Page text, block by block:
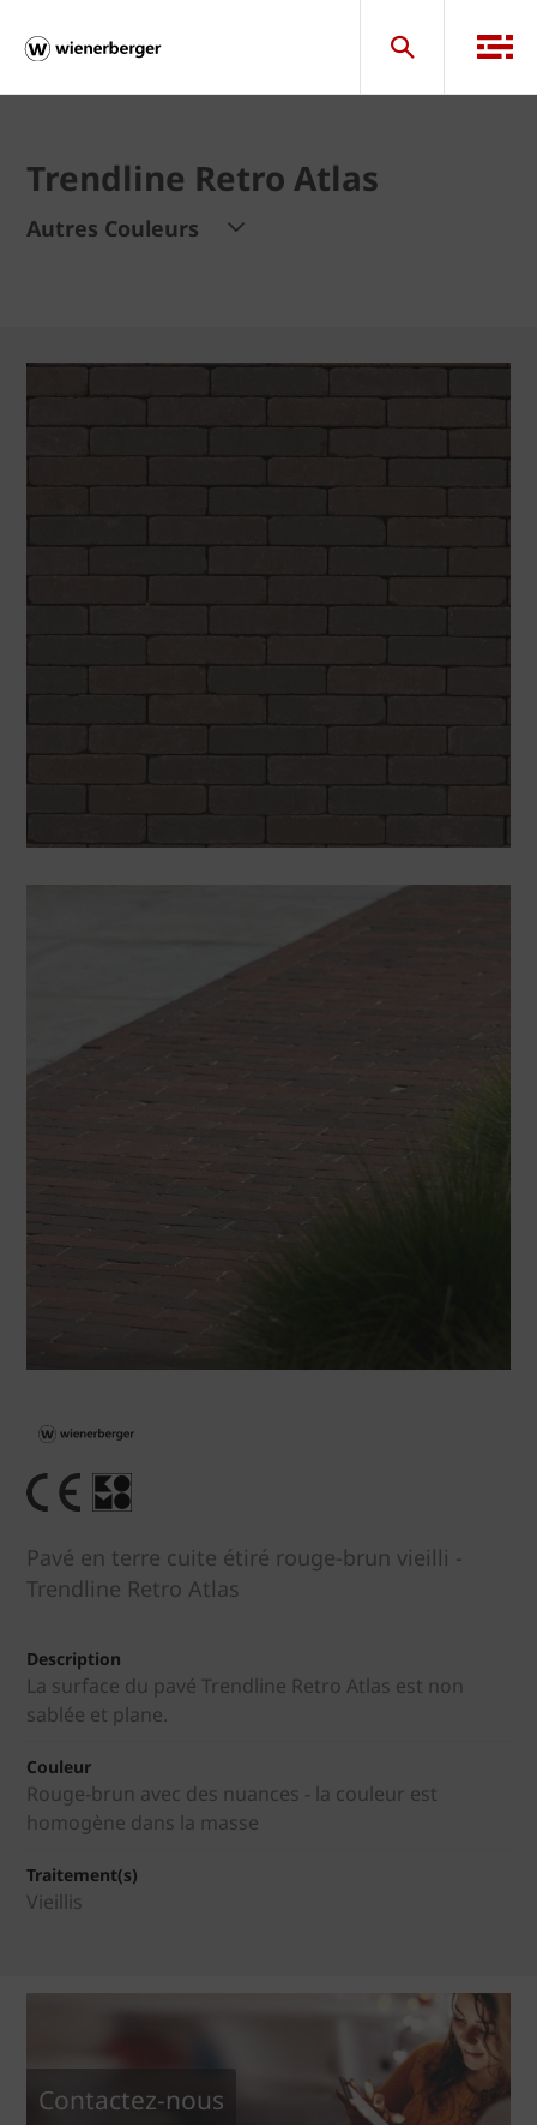
Trendline Retro Atlas
Autres Couleurs
Pavé en terre cuite étiré rouge-brun vieilli -
Trendline Retro Atlas
Description
La surface du pavé Trendline Retro Atlas est non
sablée et plane.
Couleur
Rouge-brun avec des nuances - la couleur est
homogène dans la masse
Traitement(s)
Vieillis
Contactez-nous